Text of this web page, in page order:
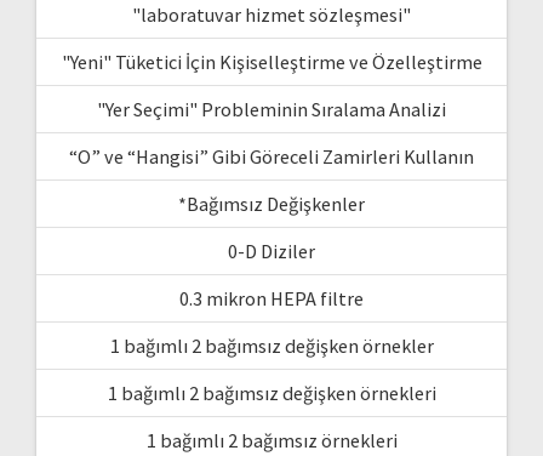
"laboratuvar hizmet sözleşmesi"
"Yeni" Tüketici İçin Kişiselleştirme ve Özelleştirme
"Yer Seçimi" Probleminin Sıralama Analizi
“O” ve “Hangisi” Gibi Göreceli Zamirleri Kullanın
*Bağımsız Değişkenler
0-D Diziler
0.3 mikron HEPA filtre
1 bağımlı 2 bağımsız değişken örnekler
1 bağımlı 2 bağımsız değişken örnekleri
1 bağımlı 2 bağımsız örnekleri